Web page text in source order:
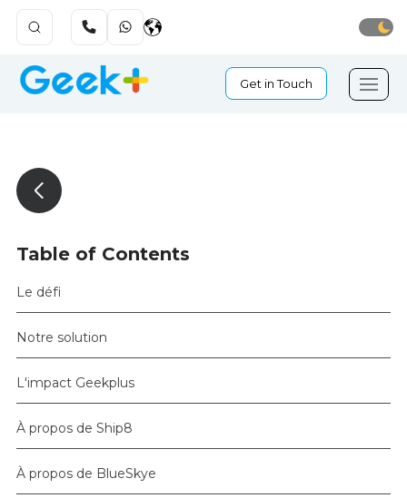
Get in Touch
Table of Contents
Le défi
Notre solution
L'impact Geekplus
À propos de Ship8
À propos de BlueSkye